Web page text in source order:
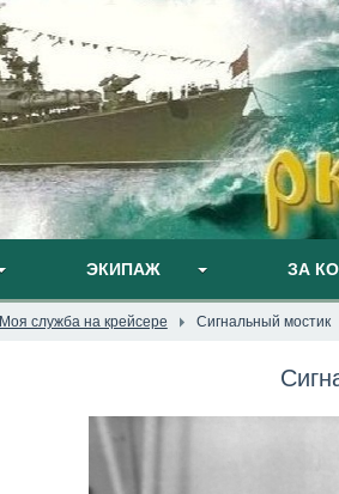
ЭКИПАЖ ЗА
Моя служба на крейсере Сигнальный мостик